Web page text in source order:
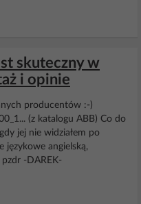
skuteczny w
i opinie
producentów :-)
(z katalogu ABB) Co do
jej nie widziałem po
językowe angielską,
pzdr -DAREK-